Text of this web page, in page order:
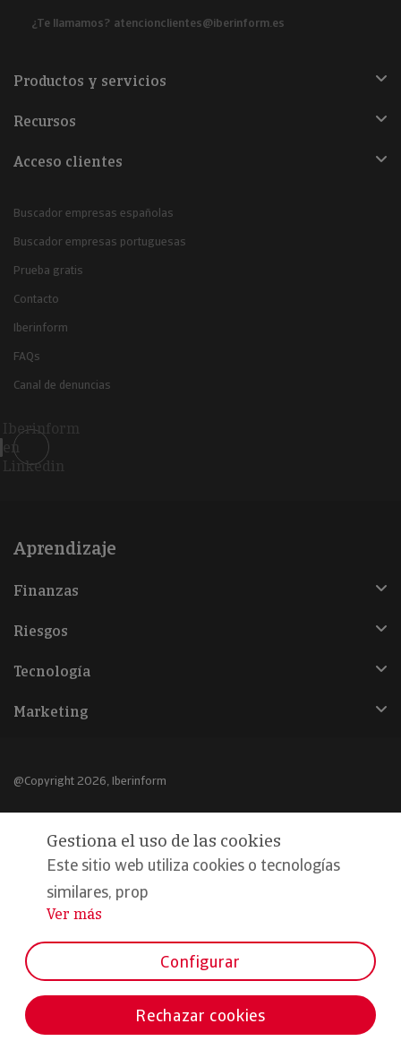
¿Te llamamos? atencionclientes@iberinform.es
Productos y servicios
Recursos
Acceso clientes
Buscador empresas españolas
Buscador empresas portuguesas
Prueba gratis
Contacto
Iberinform
FAQs
Canal de denuncias
Iberinform
en
Linkedin
Aprendizaje
Finanzas
Riesgos
Tecnología
Marketing
@Copyright 2026, Iberinform
Declaración de privacidad
Compromiso calidad y seguridad
Formamos parte de:
Gestiona el uso de las cookies
Este sitio web utiliza cookies o tecnologías
similares, prop
...
Ver más
Configurar
Rechazar cookies